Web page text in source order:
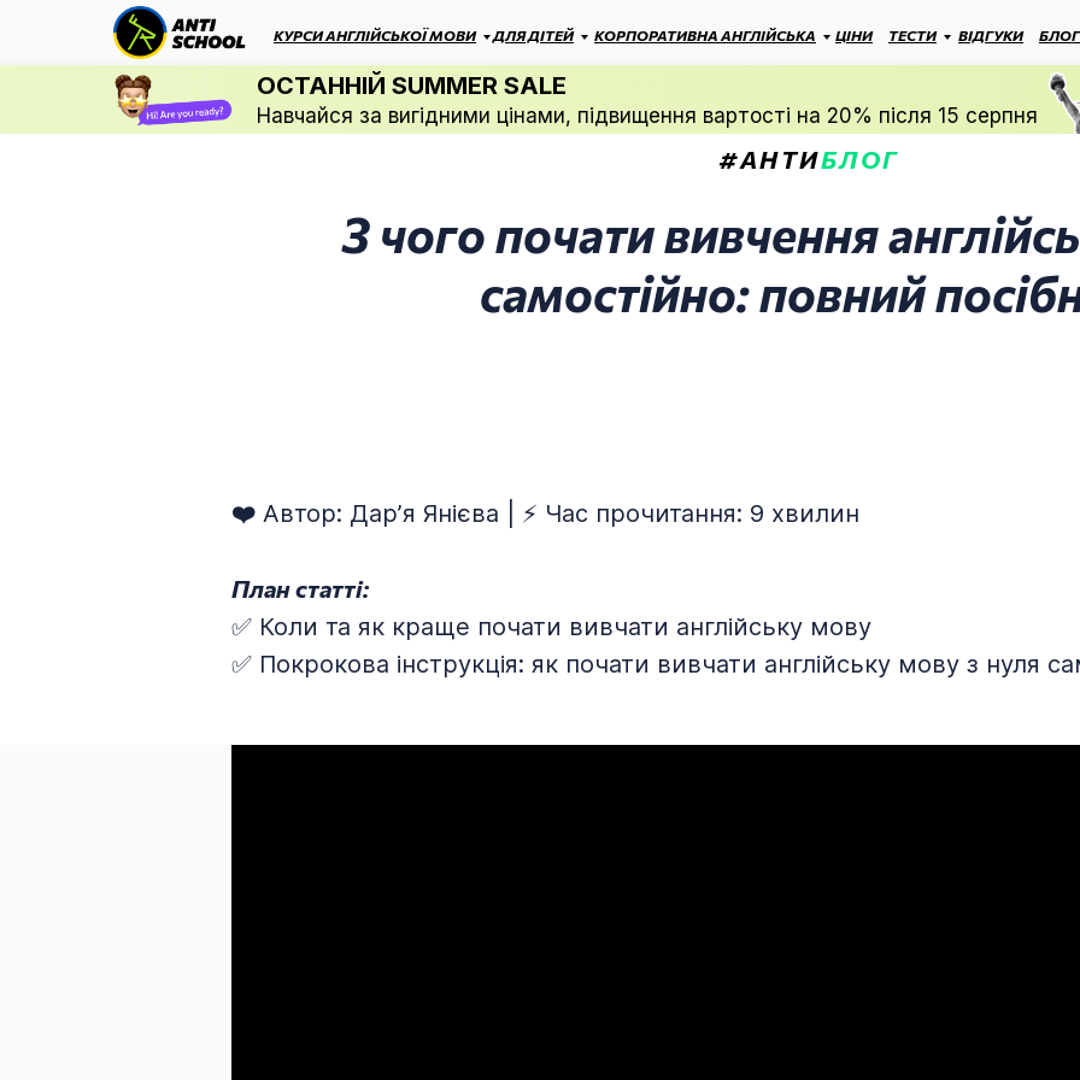
ДЛЯ ДІТЕЙ
КУРСИ АНГЛІЙСЬКОЇ МОВИ КОРПОРАТИВНА АНГЛІЙСЬКА ЦІНИ ВІДГУКИ БЛОГ
ТЕСТИ
ОСТАННІЙ SUMMER SALE
Навчайся за вигідними цінами, підвищення вартості на 20% після 15 серпня
#АНТИБЛОГ
З чого почати вивчення
самостійно: повний
❤️ Автор: Дарʼя Янієва | ⚡ Час прочитання: 9 хвилин
План статті:
✅ Коли та як краще почати вивчати англійську мову
✅ Покрокова інструкція: як почати вивчати англійську мову з нуля